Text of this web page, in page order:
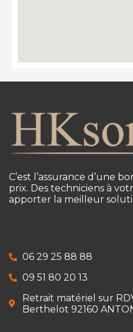
C’est l’assurance d’une
prix. Des techniciens à
apporter la meilleur
06 29 25 88 88
09 51 80 20 13
Retrait matériel sur
Berthelot 92160